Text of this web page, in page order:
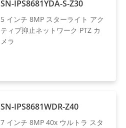
SN-IPS8681YDA-S-Z30
5 インチ 8MP スターライト アク
ティブ抑止ネットワーク PTZ カ
メラ
SN-IPS8681WDR-Z40
7 インチ 8MP 40x ウルトラ スタ